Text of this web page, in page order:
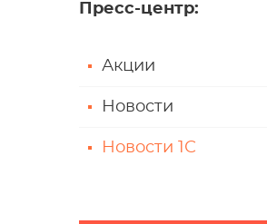
Пресс-центр:
Акции
Новости
Новости 1С